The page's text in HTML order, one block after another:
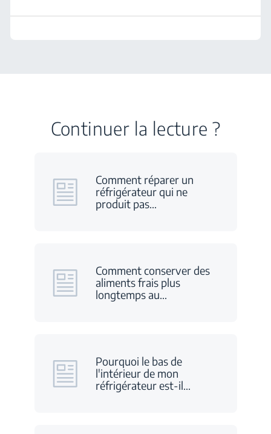
Continuer la lecture ?
Comment réparer un
réfrigérateur qui ne
produit pas…
Comment conserver des
aliments frais plus
longtemps au…
Pourquoi le bas de
l'intérieur de mon
réfrigérateur est-il…